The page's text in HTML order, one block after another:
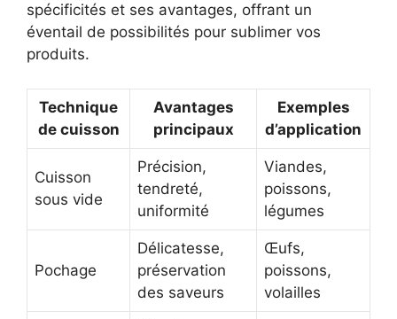
spécificités et ses avantages, offrant un
éventail de possibilités pour sublimer vos
produits.
Technique
de cuisson
Avantages
principaux
Exemples
d’application
Cuisson
sous vide
Précision,
tendreté,
uniformité
Viandes,
poissons,
légumes
Pochage
Délicatesse,
préservation
des saveurs
Œufs,
poissons,
volailles